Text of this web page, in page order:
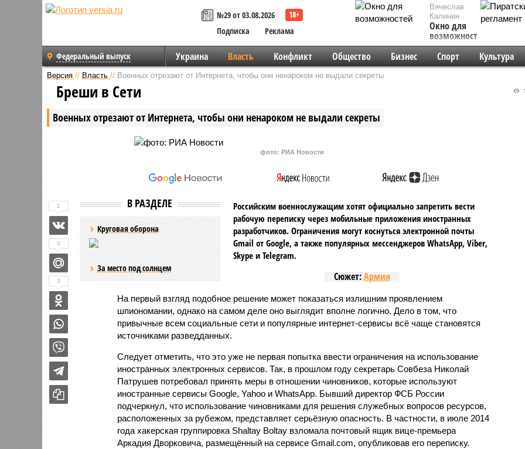
№29 от 03.08.2026
Подписка
Реклама
Вячеслав
Калинин
Окно для
возможностей
Федеральный выпуск Украина Власть Конфликт Общество Бизнес Спорт Культура
Версия // Власть // Военных отрезают от Интернета, чтобы они ненароком не выдали секреты
Военных отрезают от Интернета, чтобы они ненароком не выдали секреты
Бреши в Сети
фото: РИА Новости
В РАЗДЕЛЕ
Круговая оборона
За место под солнцем
Российским военнослужащим хотят официально запретить вести
рабочую переписку через мобильные приложения иностранных
разработчиков. Ограничения могут коснуться электронной почты
Gmail от Google, а также популярных мессенджеров WhatsApp, Viber,
Skype и Telegram.
Сюжет:Армия
На первый взгляд подобное решение может показаться излишним проявлением
шпиономании, однако на самом деле оно выглядит вполне логично. Дело в том, что
привычные всем социальные сети и популярные интернет-сервисы всё чаще становятся
источниками разведданных.
Следует отметить, что это уже не первая попытка ввести ограничения на использование
иностранных электронных сервисов. Так, в прошлом году секретарь Совбеза Николай
Патрушев потребовал принять меры в отношении чиновников, которые используют
иностранные сервисы Google, Yahoo и WhatsApp. Бывший директор ФСБ России
подчеркнул, что использование чиновниками для решения служебных вопросов ресурсов,
расположенных за рубежом, представляет серьёзную опасность. В частности, в июле 2014
года хакерская группировка Shaltay Boltay взломала почтовый ящик вице-премьера
Аркадия Дворковича, размещённый на сервисе Gmail.com, опубликовав его переписку.
1
0
3